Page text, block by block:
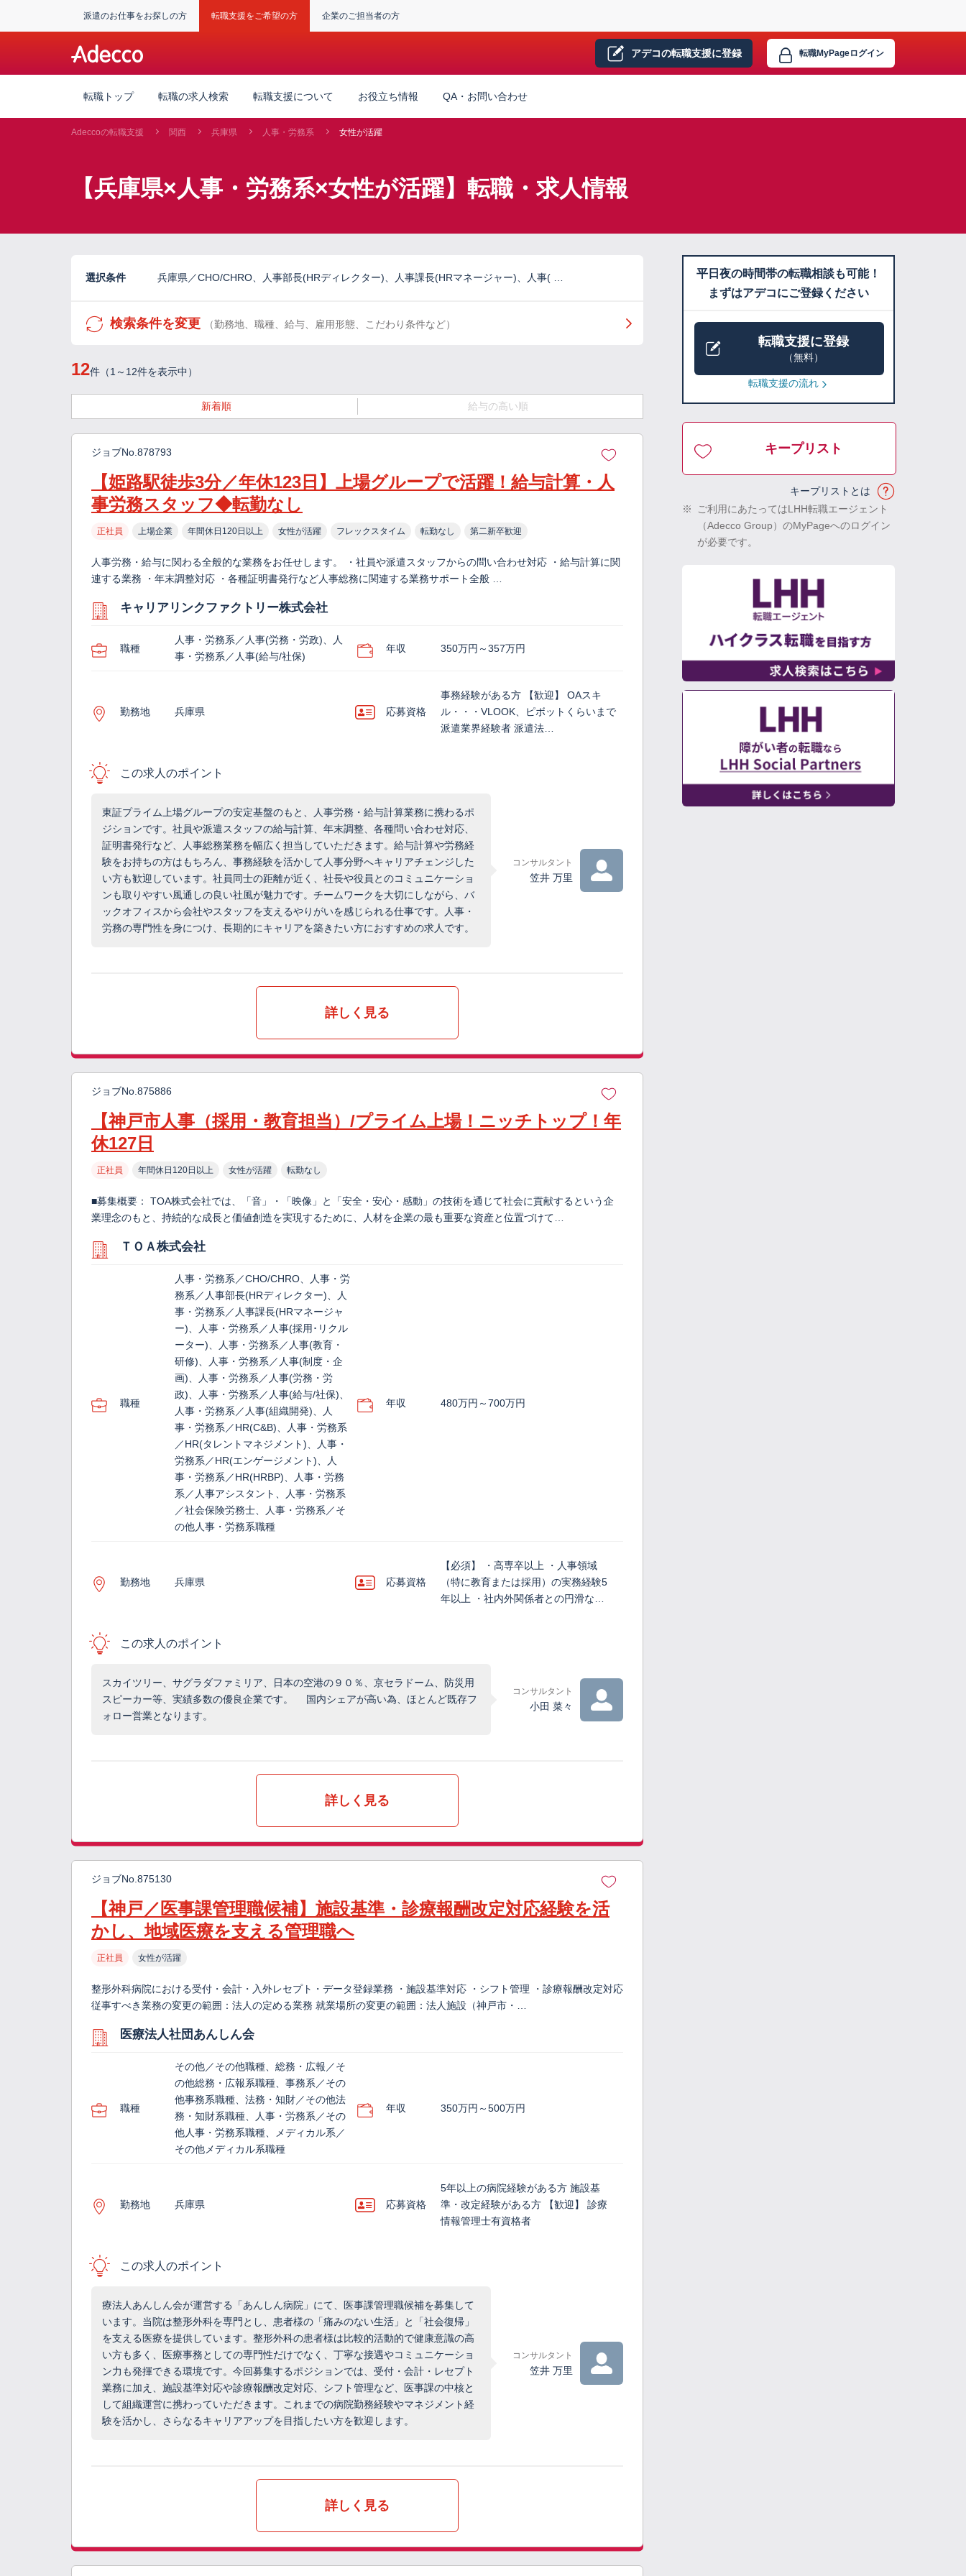
派遣のお仕事をお探しの方 転職支援をご希望の方 企業のご担当者の方
アデコの転職支援に登録 転職MyPageログイン
転職トップ 転職の求人検索 転職支援について お役立ち情報 QA・お問い合わせ
Adeccoの転職支援 関西 兵庫県 人事・労務系 女性が活躍
【兵庫県×人事・労務系×女性が活躍】転職・求人情報
選択条件 兵庫県／CHO/CHRO、人事部長(HRディレクター)、人事課長(HRマネージャー)、人事( …
検索条件を変更 （勤務地、職種、給与、雇用形態、こだわり条件など）
12件（1～12件を表示中）
新着順 給与の高い順
ジョブNo.878793
【姫路駅徒歩3分／年休123日】上場グループで活躍！給与計算・人
事労務スタッフ◆転勤なし
正社員 上場企業 年間休日120日以上 女性が活躍 フレックスタイム 転勤なし 第二新卒歓迎
人事労務・給与に関わる全般的な業務をお任せします。 ・社員や派遣スタッフからの問い合わせ対応 ・給与計算に関
連する業務 ・年末調整対応 ・各種証明書発行など人事総務に関連する業務サポート全般 …
キャリアリンクファクトリー株式会社
職種
人事・労務系／人事(労務・労政)、人
事・労務系／人事(給与/社保)
年収 350万円～357万円
勤務地 兵庫県 応募資格
事務経験がある方 【歓迎】 OAスキ
ル・・・VLOOK、ピボットくらいまで
派遣業界経験者 派遣法…
この求人のポイント
東証プライム上場グループの安定基盤のもと、人事労務・給与計算業務に携わるポ
ジションです。社員や派遣スタッフの給与計算、年末調整、各種問い合わせ対応、
証明書発行など、人事総務業務を幅広く担当していただきます。給与計算や労務経
験をお持ちの方はもちろん、事務経験を活かして人事分野へキャリアチェンジした
い方も歓迎しています。社員同士の距離が近く、社長や役員とのコミュニケーショ
ンも取りやすい風通しの良い社風が魅力です。チームワークを大切にしながら、バ
ックオフィスから会社やスタッフを支えるやりがいを感じられる仕事です。人事・
労務の専門性を身につけ、長期的にキャリアを築きたい方におすすめの求人です。
コンサルタント
笠井 万里
詳しく見る
ジョブNo.875886
【神戸市人事（採用・教育担当）/プライム上場！ニッチトップ！年
休127日
正社員 年間休日120日以上 女性が活躍 転勤なし
■募集概要： TOA株式会社では、「音」・「映像」と「安全・安心・感動」の技術を通じて社会に貢献するという企
業理念のもと、持続的な成長と価値創造を実現するために、人材を企業の最も重要な資産と位置づけて…
ＴＯＡ株式会社
職種
人事・労務系／CHO/CHRO、人事・労
務系／人事部長(HRディレクター)、人
事・労務系／人事課長(HRマネージャ
ー)、人事・労務系／人事(採用･リクル
ーター)、人事・労務系／人事(教育・
研修)、人事・労務系／人事(制度・企
画)、人事・労務系／人事(労務・労
政)、人事・労務系／人事(給与/社保)、
人事・労務系／人事(組織開発)、人
事・労務系／HR(C&B)、人事・労務系
／HR(タレントマネジメント)、人事・
労務系／HR(エンゲージメント)、人
事・労務系／HR(HRBP)、人事・労務
系／人事アシスタント、人事・労務系
／社会保険労務士、人事・労務系／そ
の他人事・労務系職種
年収 480万円～700万円
勤務地 兵庫県 応募資格
【必須】 ・高専卒以上 ・人事領域
（特に教育または採用）の実務経験5
年以上 ・社内外関係者との円滑な…
この求人のポイント
スカイツリー、サグラダファミリア、日本の空港の９０％、京セラドーム、防災用
スピーカー等、実績多数の優良企業です。 国内シェアが高い為、ほとんど既存フ
ォロー営業となります。
コンサルタント
小田 菜々
詳しく見る
ジョブNo.875130
【神戸／医事課管理職候補】施設基準・診療報酬改定対応経験を活
かし、地域医療を支える管理職へ
正社員 女性が活躍
整形外科病院における受付・会計・入外レセプト・データ登録業務 ・施設基準対応 ・シフト管理 ・診療報酬改定対応
従事すべき業務の変更の範囲：法人の定める業務 就業場所の変更の範囲：法人施設（神戸市・…
医療法人社団あんしん会
職種
その他／その他職種、総務・広報／そ
の他総務・広報系職種、事務系／その
他事務系職種、法務・知財／その他法
務・知財系職種、人事・労務系／その
他人事・労務系職種、メディカル系／
その他メディカル系職種
年収 350万円～500万円
勤務地 兵庫県 応募資格
5年以上の病院経験がある方 施設基
準・改定経験がある方 【歓迎】 診療
情報管理士有資格者
この求人のポイント
療法人あんしん会が運営する「あんしん病院」にて、医事課管理職候補を募集して
います。当院は整形外科を専門とし、患者様の「痛みのない生活」と「社会復帰」
を支える医療を提供しています。整形外科の患者様は比較的活動的で健康意識の高
い方も多く、医療事務としての専門性だけでなく、丁寧な接遇やコミュニケーショ
ン力も発揮できる環境です。今回募集するポジションでは、受付・会計・レセプト
業務に加え、施設基準対応や診療報酬改定対応、シフト管理など、医事課の中核と
して組織運営に携わっていただきます。これまでの病院勤務経験やマネジメント経
験を活かし、さらなるキャリアアップを目指したい方を歓迎します。
コンサルタント
笠井 万里
詳しく見る
平日夜の時間帯の転職相談も可能！
まずはアデコにご登録ください
転職支援に登録
（無料）
転職支援の流れ
キープリスト
キープリストとは
※
ご利用にあたってはLHH転職エージェント
（Adecco Group）のMyPageへのログイン
が必要です。